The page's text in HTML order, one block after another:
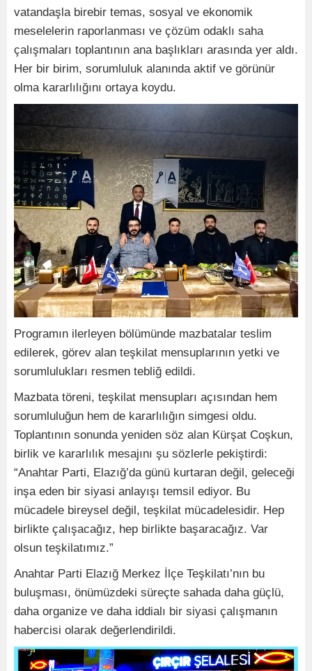
vatandaşla birebir temas, sosyal ve ekonomik
meselelerin raporlanması ve çözüm odaklı saha
çalışmaları toplantının ana başlıkları arasında yer aldı.
Her bir birim, sorumluluk alanında aktif ve görünür
olma kararlılığını ortaya koydu.
Programın ilerleyen bölümünde mazbatalar teslim
edilerek, görev alan teşkilat mensuplarının yetki ve
sorumlulukları resmen tebliğ edildi.
Mazbata töreni, teşkilat mensupları açısından hem
sorumluluğun hem de kararlılığın simgesi oldu.
Toplantının sonunda yeniden söz alan Kürşat Coşkun,
birlik ve kararlılık mesajını şu sözlerle pekiştirdi:
“Anahtar Parti, Elazığ’da günü kurtaran değil, geleceği
inşa eden bir siyasi anlayışı temsil ediyor. Bu
mücadele bireysel değil, teşkilat mücadelesidir. Hep
birlikte çalışacağız, hep birlikte başaracağız. Var
olsun teşkilatımız.”
Anahtar Parti Elazığ Merkez İlçe Teşkilatı’nın bu
buluşması, önümüzdeki süreçte sahada daha güçlü,
daha organize ve daha iddialı bir siyasi çalışmanın
habercisi olarak değerlendirildi.